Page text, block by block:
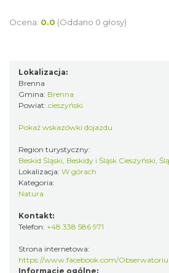
Ocena: 0.0 (Oddano 0 głosy)
Lokalizacja:
Brenna
Gmina: Brenna
Powiat: cieszyński
Pokaż wskazówki dojazdu
Region turystyczny:
Beskid Śląski, Beskidy i Śląsk Cieszyński,
Lokalizacja: W górach
Kategoria:
Natura
Kontakt:
Telefon: +48 338 586 971
Strona internetowa:
https://www.facebook.com/
Informacje ogólne: